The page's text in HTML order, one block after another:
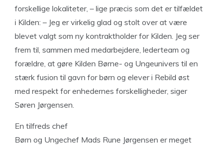
forskellige lokaliteter, – lige præcis som det er tilfældet
i Kilden: – Jeg er virkelig glad og stolt over at være
blevet valgt som ny kontraktholder for Kilden. Jeg ser
frem til, sammen med medarbejdere, lederteam og
forældre, at gøre Kilden Børne- og Ungeunivers til en
stærk fusion til gavn for børn og elever i Rebild øst
med respekt for enhedernes forskelligheder, siger
Søren Jørgensen.
En tilfreds chef
Børn og Ungechef Mads Rune Jørgensen er meget